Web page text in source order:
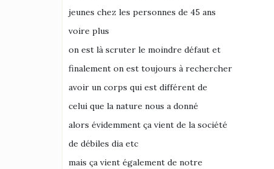
jeunes chez les personnes de 45 ans
voire plus
on est là scruter le moindre défaut et
finalement on est toujours à rechercher
avoir un corps qui est différent de
celui que la nature nous a donné
alors évidemment ça vient de la société
de débiles dia etc
mais ça vient également de notre